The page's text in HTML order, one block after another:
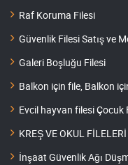
Raf Koruma Filesi
Güvenlik Filesi Satış ve
Galeri Boşluğu Filesi
Balkon için file, Balkon
Evcil hayvan filesi Çocuk
KREŞ VE OKUL FİLELERİ
İnşaat Güvenlik Ağı